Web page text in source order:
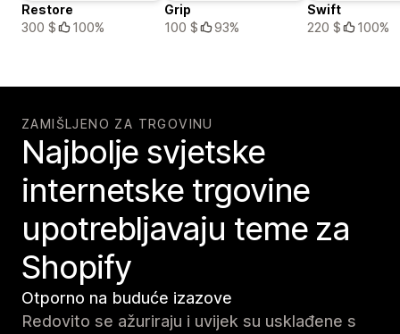
Restore
300 $
100%
Grip
100 $
93%
Swift
220 $
100%
ZAMIŠLJENO ZA TRGOVINU
Najbolje svjetske
internetske trgovine
upotrebljavaju teme za
Shopify
Otporno na buduće izazove
Redovito se ažuriraju i uvijek su usklađene s